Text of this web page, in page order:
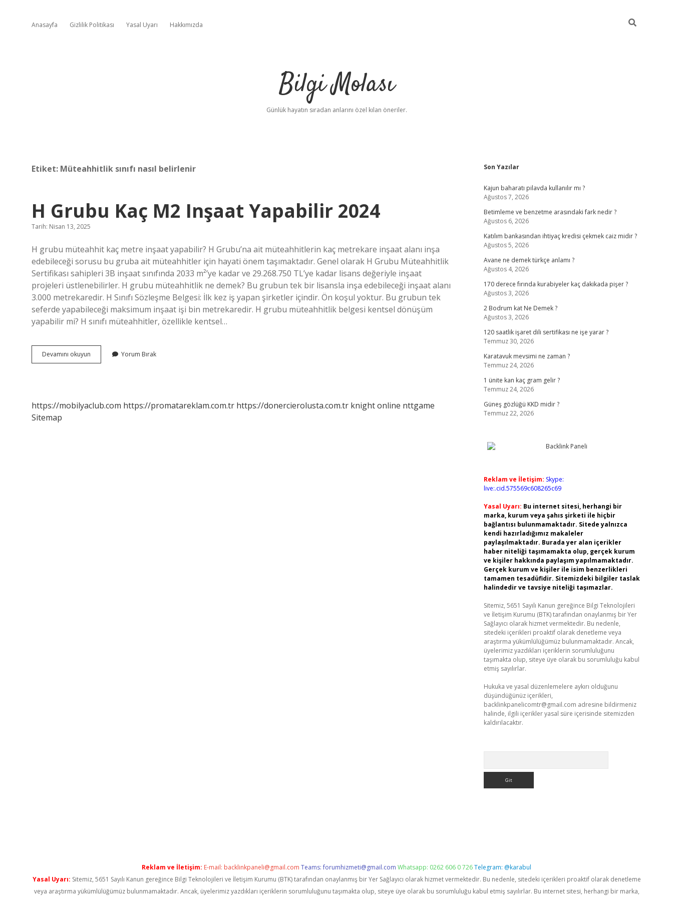
Anasayfa Gizlilik Politikası Yasal Uyarı Hakkımızda
Bilgi Molası
Günlük hayatın sıradan anlarını özel kılan öneriler.
Etiket: Müteahhitlik sınıfı nasıl belirlenir
H Grubu Kaç M2 Inşaat Yapabilir 2024
Tarih: Nisan 13, 2025
H grubu müteahhit kaç metre inşaat yapabilir? H Grubu’na ait müteahhitlerin kaç metrekare inşaat alanı inşa
edebileceği sorusu bu gruba ait müteahhitler için hayati önem taşımaktadır. Genel olarak H Grubu Müteahhitlik
Sertifikası sahipleri 3B inşaat sınıfında 2033 m²’ye kadar ve 29.268.750 TL’ye kadar lisans değeriyle inşaat
projeleri üstlenebilirler. H grubu müteahhitlik ne demek? Bu grubun tek bir lisansla inşa edebileceği inşaat alanı
3.000 metrekaredir. H Sınıfı Sözleşme Belgesi: İlk kez iş yapan şirketler içindir. Ön koşul yoktur. Bu grubun tek
seferde yapabileceği maksimum inşaat işi bin metrekaredir. H grubu müteahhitlik belgesi kentsel dönüşüm
yapabilir mi? H sınıfı müteahhitler, özellikle kentsel…
Devamını okuyun
Grubu
2024
Yorum Bırak
https://mobilyaclub.com https://promatareklam.com.tr https://donercierolusta.com.tr knight online nttgame
Sitemap
Sidebar
Son Yazılar
Kajun baharatı pilavda kullanılır mı ?
Ağustos 7, 2026
Betimleme ve benzetme arasındaki fark nedir ?
Ağustos 6, 2026
Katılım bankasından ihtiyaç kredisi çekmek caiz midir ?
Ağustos 5, 2026
Avane ne demek türkçe anlamı ?
Ağustos 4, 2026
170 derece fırında kurabiyeler kaç dakikada pişer ?
Ağustos 3, 2026
2 Bodrum kat Ne Demek ?
Ağustos 3, 2026
120 saatlik işaret dili sertifikası ne işe yarar ?
Temmuz 30, 2026
Karatavuk mevsimi ne zaman ?
Temmuz 24, 2026
1 ünite kan kaç gram gelir ?
Temmuz 24, 2026
Güneş gözlüğü KKD midir ?
Temmuz 22, 2026
Reklam ve İletişim: Skype:
live:.cid.575569c608265c69
Yasal Uyarı: Bu internet sitesi, herhangi bir
marka, kurum veya şahıs şirketi ile hiçbir
bağlantısı bulunmamaktadır. Sitede yalnızca
kendi hazırladığımız makaleler
paylaşılmaktadır. Burada yer alan içerikler
haber niteliği taşımamakta olup, gerçek kurum
ve kişiler hakkında paylaşım yapılmamaktadır.
Gerçek kurum ve kişiler ile isim benzerlikleri
tamamen tesadüfidir. Sitemizdeki bilgiler taslak
halindedir ve tavsiye niteliği taşımazlar.
Sitemiz, 5651 Sayılı Kanun gereğince Bilgi Teknolojileri
ve İletişim Kurumu (BTK) tarafından onaylanmış bir Yer
Sağlayıcı olarak hizmet vermektedir. Bu nedenle,
sitedeki içerikleri proaktif olarak denetleme veya
araştırma yükümlülüğümüz bulunmamaktadır. Ancak,
üyelerimiz yazdıkları içeriklerin sorumluluğunu
taşımakta olup, siteye üye olarak bu sorumluluğu kabul
etmiş sayılırlar.
Hukuka ve yasal düzenlemelere aykırı olduğunu
düşündüğünüz içerikleri,
backlinkpanelicomtr@gmail.com adresine bildirmeniz
halinde, ilgili içerikler yasal süre içerisinde sitemizden
kaldırılacaktır.
Reklam ve İletişim: E-mail: backlinkpaneli@gmail.com Teams:forumhizmeti@gmail.com Whatsapp: 0262 606 0 726Telegram: @karabul
Yasal Uyarı: Sitemiz, 5651 Sayılı Kanun gereğince Bilgi Teknolojileri ve İletişim Kurumu (BTK) tarafından onaylanmış bir Yer Sağlayıcı olarak hizmet vermektedir. Bu nedenle, sitedeki içerikleri proaktif olarak denetleme
veya araştırma yükümlülüğümüz bulunmamaktadır. Ancak, üyelerimiz yazdıkları içeriklerin sorumluluğunu taşımakta olup, siteye üye olarak bu sorumluluğu kabul etmiş sayılırlar. Bu internet sitesi, herhangi bir marka,